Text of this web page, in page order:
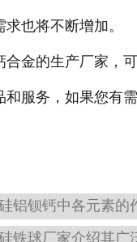
也将不断增加。
金的生产厂家，可
和服务，如果您有
铝钡钙中各元素的
铁球厂家介绍其广